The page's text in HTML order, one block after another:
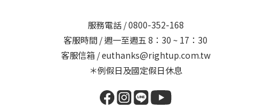
服務電話 / 0800-352-168
客服時間 / 週一至週五 8：30 ~ 17：30
客服信箱 / euthanks@rightup.com.tw
＊例假日及國定假日休息